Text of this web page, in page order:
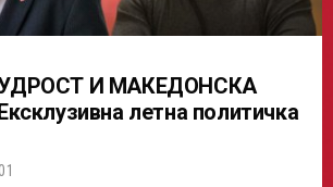
И МАКЕДОНСКА
летна политичка